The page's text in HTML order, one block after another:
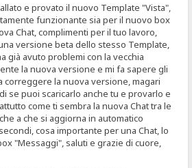
e provato il nuovo Template "Vista",
funzionante sia per il nuovo box
Chat, complimenti per il tuo lavoro,
versione beta dello stesso Template,
già avuto problemi con la vecchia
la nuova versione e mi fa sapere gli
correggere la nuova versione, magari
se puoi scaricarlo anche tu e provarlo e
come ti sembra la nuova Chat tra le
a che si aggiorna in automatico
cosa importante per una Chat, lo
"Messaggi", saluti e grazie di cuore,